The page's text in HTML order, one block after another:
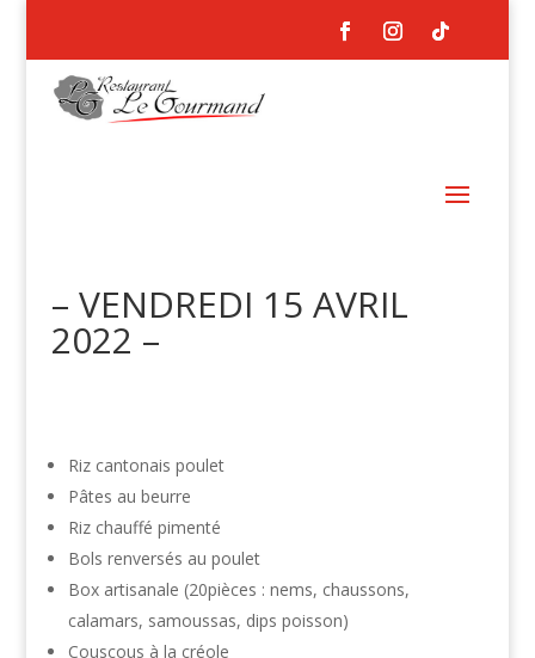
– VENDREDI 15 AVRIL
2022 –
Riz cantonais poulet
Pâtes au beurre
Riz chauffé pimenté
Bols renversés au poulet
Box artisanale (20pièces : nems, chaussons,
calamars, samoussas, dips poisson)
Couscous à la créole